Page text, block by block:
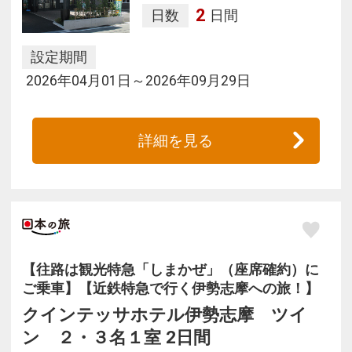
日数 2 日間
設定期間
2026年04月01日～2026年09月29日
詳細を見る
【往路は観光特急「しまかぜ」（座席確約）に
ご乗車】【近鉄特急で行く伊勢志摩への旅！】
クインテッサホテル伊勢志摩 ツイ
ン ２・３名１室 2日間